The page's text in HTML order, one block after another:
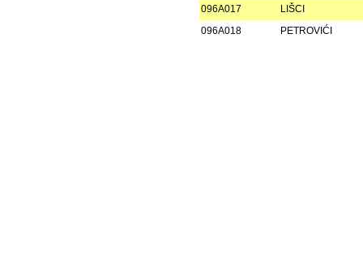
096A017
LIŠCI
096A018
PETROVIĆI